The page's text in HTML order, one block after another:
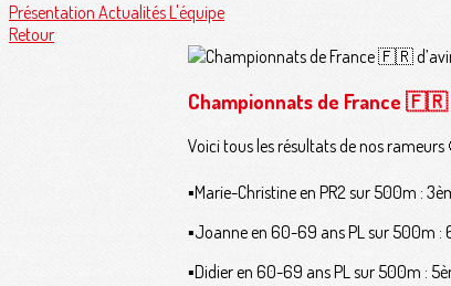
Présentation ActualitésL'équipe
Retour
Championnats de France 🇫🇷
Voici tous les résultats de nos
▪️Marie-Christine en PR2 sur 500m :
▪️Joanne en 60-69 ans PL sur 500m :
▪️Didier en 60-69 ans PL sur 500m :